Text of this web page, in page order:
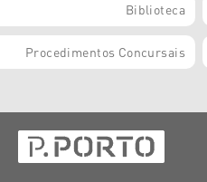
Biblioteca
Procedimentos Concursais